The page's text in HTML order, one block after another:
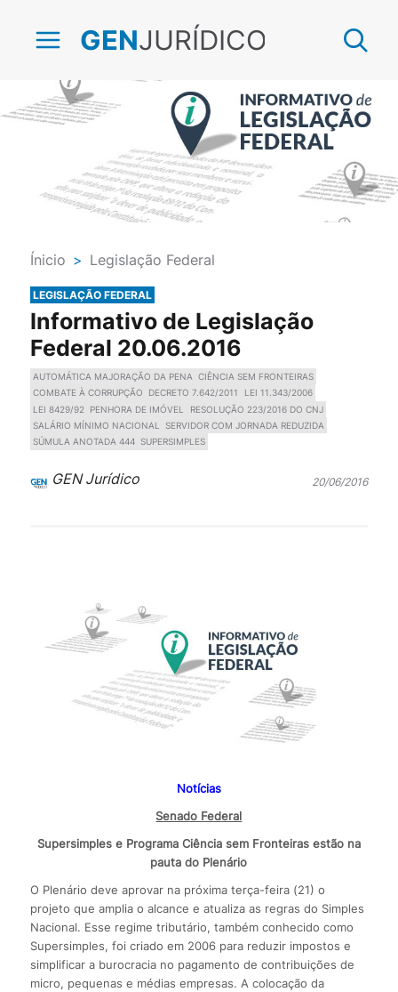
GENJURÍDICO
Ínicio > Legislação Federal
LEGISLAÇÃO FEDERAL
Informativo de Legislação
Federal 20.06.2016
AUTOMÁTICA MAJORAÇÃO DA PENA CIÊNCIA SEM FRONTEIRAS
COMBATE À CORRUPÇÃO
DECRETO 7.642/2011
LEI 11.343/2006
LEI 8429/92
PENHORA DE IMÓVEL
RESOLUÇÃO 223/2016 DO CNJ
SALÁRIO MÍNIMO NACIONAL
SERVIDOR COM JORNADA REDUZIDA
SÚMULA ANOTADA 444 SUPERSIMPLES
GEN Jurídico 20/06/2016
Notícias
Senado Federal
Supersimples e Programa Ciência sem Fronteiras estão na
pauta do Plenário
O Plenário deve aprovar na próxima terça-feira (21) o
projeto que amplia o alcance e atualiza as regras do Simples
Nacional. Esse regime tributário, também conhecido como
Supersimples, foi criado em 2006 para reduzir impostos e
simplificar a burocracia no pagamento de contribuições de
micro, pequenas e médias empresas. A colocação da